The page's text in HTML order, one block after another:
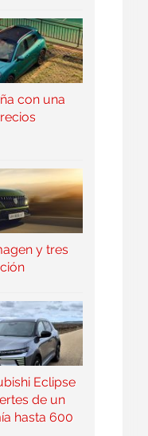
con una
y tres
Eclipse
de un
hasta 600